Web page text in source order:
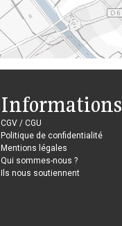
Informations
CGV / CGU
Politique de confidentialité
Mentions légales
Qui sommes-nous ?
Ils nous soutiennent